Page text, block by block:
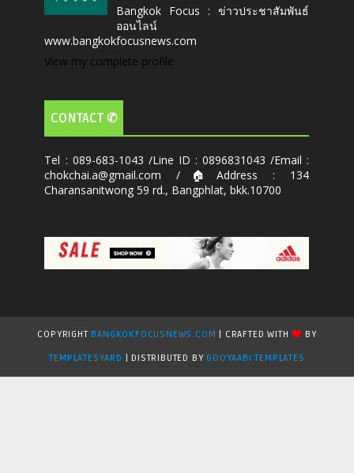
Bangkok Focus : ข่าวประชาสัมพันธ์
ออนไลน์
www.bangkokfocusnews.com
View my complete profile
CONTACT ✆
Tel : 089-683-1043 /Line ID : 0896831043 /Email :
chokchai.a@gmail.com /🏠Address : 134
Charansanitwong 59 rd., Bangphlat, bkk.10700
COPYRIGHT BANGKOKFOCUSNEWS.COM | CRAFTED WITH
BY
TEMPLATESYARD
| DISTRIBUTED BY GOOYAABI TEMPLATES